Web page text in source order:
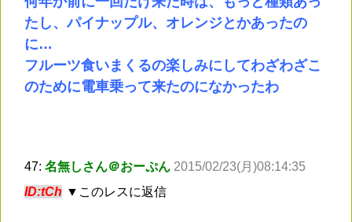
たし、パイナップル、オレンジとかあったの
に…
フルーツ食いまくるの楽しみにしてわざわざこ
のために電車乗って来たのになかったわ
47: 名無しさん＠おーぷん 2015/02/23(月)08:14:35
ID:tCh ▼このレスに返信